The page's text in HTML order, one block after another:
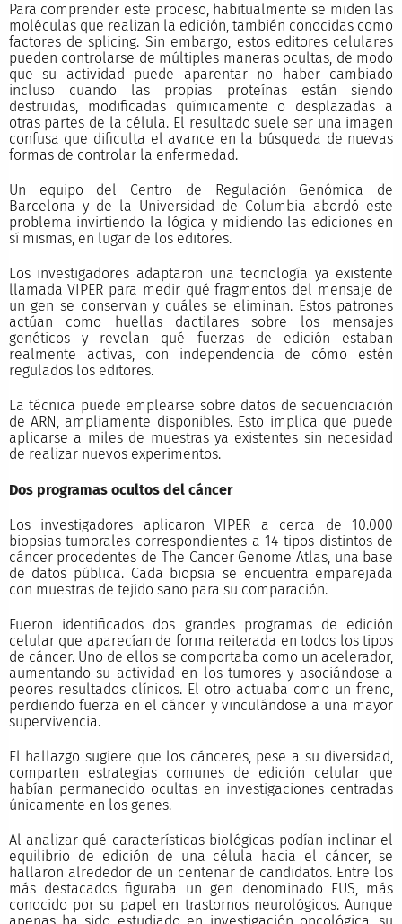
Para comprender este proceso, habitualmente se miden las
moléculas que realizan la edición, también conocidas como
factores de splicing. Sin embargo, estos editores celulares
pueden controlarse de múltiples maneras ocultas, de modo
que su actividad puede aparentar no haber cambiado
incluso cuando las propias proteínas están siendo
destruidas, modificadas químicamente o desplazadas a
otras partes de la célula. El resultado suele ser una imagen
confusa que dificulta el avance en la búsqueda de nuevas
formas de controlar la enfermedad.
Un equipo del Centro de Regulación Genómica de
Barcelona y de la Universidad de Columbia abordó este
problema invirtiendo la lógica y midiendo las ediciones en
sí mismas, en lugar de los editores.
Los investigadores adaptaron una tecnología ya existente
llamada VIPER para medir qué fragmentos del mensaje de
un gen se conservan y cuáles se eliminan. Estos patrones
actúan como huellas dactilares sobre los mensajes
genéticos y revelan qué fuerzas de edición estaban
realmente activas, con independencia de cómo estén
regulados los editores.
La técnica puede emplearse sobre datos de secuenciación
de ARN, ampliamente disponibles. Esto implica que puede
aplicarse a miles de muestras ya existentes sin necesidad
de realizar nuevos experimentos.
Dos programas ocultos del cáncer
Los investigadores aplicaron VIPER a cerca de 10.000
biopsias tumorales correspondientes a 14 tipos distintos de
cáncer procedentes de The Cancer Genome Atlas, una base
de datos pública. Cada biopsia se encuentra emparejada
con muestras de tejido sano para su comparación.
Fueron identificados dos grandes programas de edición
celular que aparecían de forma reiterada en todos los tipos
de cáncer. Uno de ellos se comportaba como un acelerador,
aumentando su actividad en los tumores y asociándose a
peores resultados clínicos. El otro actuaba como un freno,
perdiendo fuerza en el cáncer y vinculándose a una mayor
supervivencia.
El hallazgo sugiere que los cánceres, pese a su diversidad,
comparten estrategias comunes de edición celular que
habían permanecido ocultas en investigaciones centradas
únicamente en los genes.
Al analizar qué características biológicas podían inclinar el
equilibrio de edición de una célula hacia el cáncer, se
hallaron alrededor de un centenar de candidatos. Entre los
más destacados figuraba un gen denominado FUS, más
conocido por su papel en trastornos neurológicos. Aunque